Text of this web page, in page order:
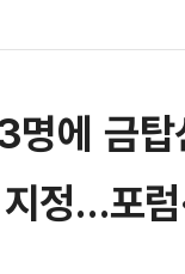
에 금
정…포